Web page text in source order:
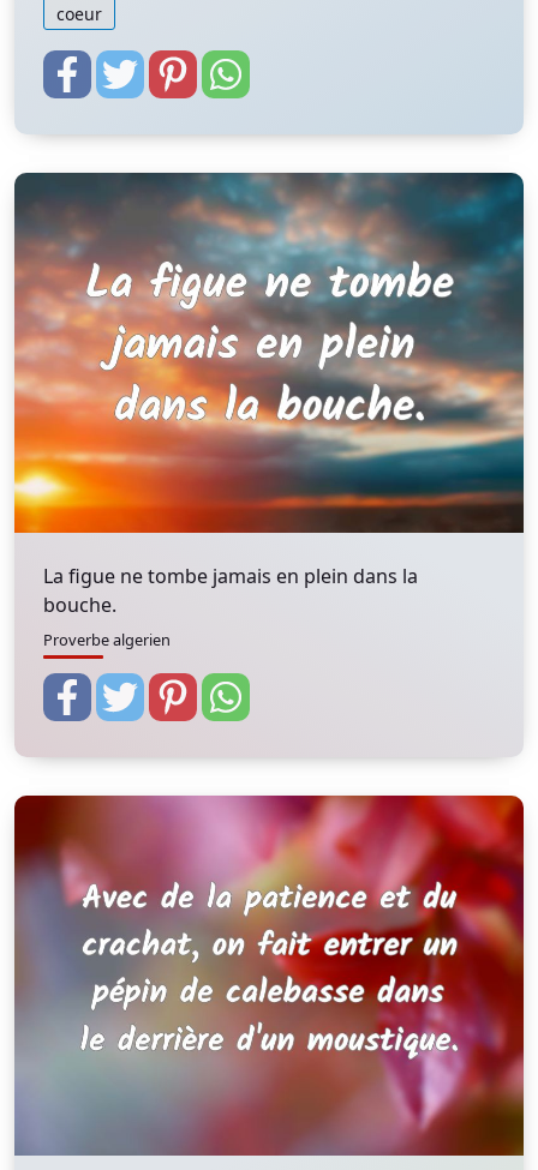
coeur
La figue ne tombe jamais en plein dans la
bouche.
Proverbe algerien